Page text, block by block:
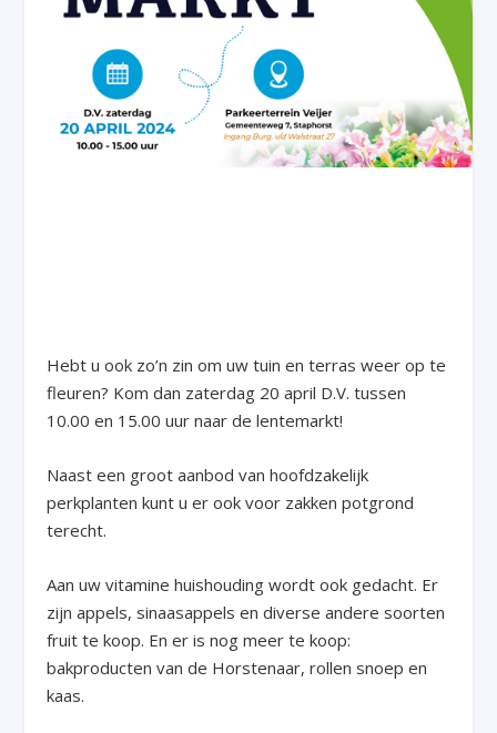
Hebt u ook zo’n zin om uw tuin en terras weer op te
fleuren? Kom dan zaterdag 20 april D.V. tussen
10.00 en 15.00 uur naar de lentemarkt!
Naast een groot aanbod van hoofdzakelijk
perkplanten kunt u er ook voor zakken potgrond
terecht.
Aan uw vitamine huishouding wordt ook gedacht. Er
zijn appels, sinaasappels en diverse andere soorten
fruit te koop. En er is nog meer te koop:
bakproducten van de Horstenaar, rollen snoep en
kaas.